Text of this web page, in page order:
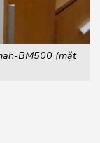
BM500 (mặt